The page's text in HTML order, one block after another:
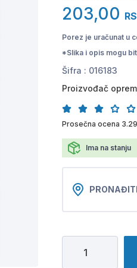
203,00
Porez je uračunat u
*Slika i opis mogu
Šifra : 016183
Proizvođač
Prosečna ocena
Ima na stanju